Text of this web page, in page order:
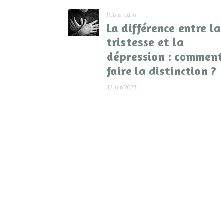
l’article
Published in
post:
La différence entre la
tristesse et la
dépression :
faire la distinction ?
17 juin 2023